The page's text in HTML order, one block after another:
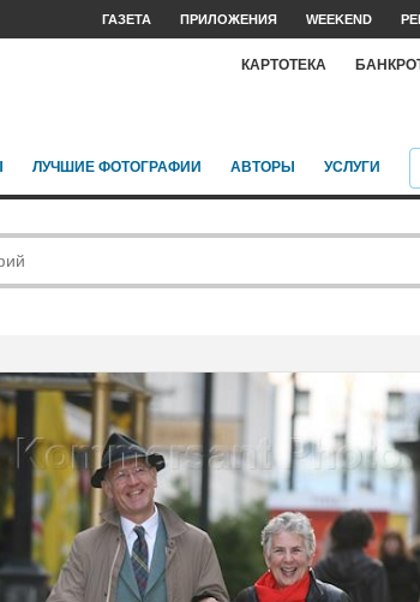
ГАЗЕТА ПРИЛОЖЕНИЯ WEEKEND
КАРТОТЕКА
ЛУЧШИЕ ФОТОГРАФИИ АВТОРЫ УСЛУГИ